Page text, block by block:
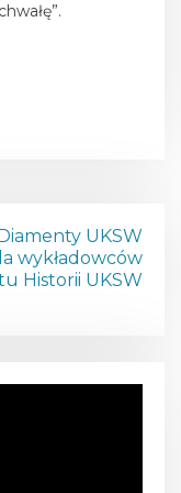
Diamenty UKSW
wykładowców
Historii UKSW